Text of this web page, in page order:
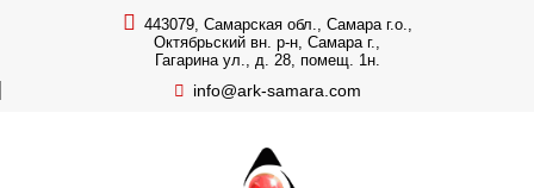
443079, Самарская обл., Самара г.о.,
Октябрьский вн. р-н, Самара г.,
Гагарина ул., д. 28, помещ. 1н.
info@ark-samara.com